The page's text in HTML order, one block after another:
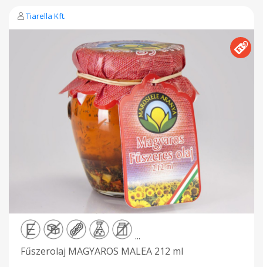
Tiarella Kft.
...
Fűszerolaj MAGYAROS MALEA 212 ml